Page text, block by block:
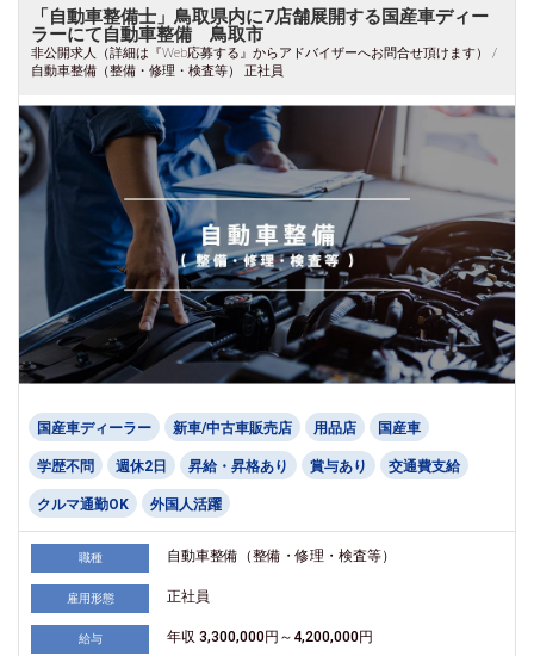
「自動車整備士」鳥取県内に7店舗展開する国産車ディー
ラーにて自動車整備 鳥取市
非公開求人（詳細は『Web応募する』からアドバイザーへお問合せ頂けます） /
自動車整備（整備・修理・検査等） 正社員
国産車ディーラー 新車/中古車販売店 用品店 国産車
学歴不問 週休2日 昇給・昇格あり 賞与あり 交通費支給
クルマ通勤OK 外国人活躍
職種 自動車整備（整備・修理・検査等）
雇用形態 正社員
給与 年収 3,300,000円～4,200,000円